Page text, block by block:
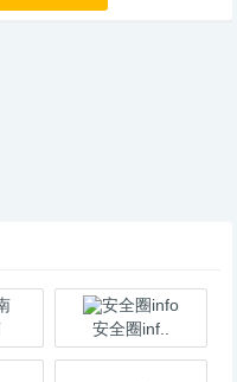
安全圈inf..